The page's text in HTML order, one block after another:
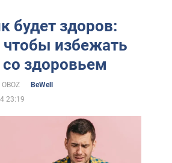
будет здоров:
чтобы избежать
здоровьем
BeWell
23:19